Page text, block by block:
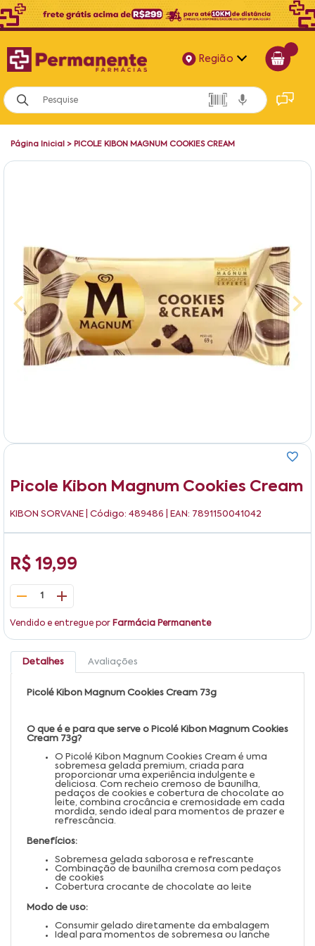
Região
Alagoas
Bahia
Página Inicial > PICOLE KIBON MAGNUM COOKIES CREAM
Picole Kibon Magnum Cookies Cream
KIBON SORVANE | Código: 489486 | EAN: 7891150041042
R$ 19,99
1
Vendido e entregue por Farmácia Permanente
Detalhes Avaliações
Picolé Kibon Magnum Cookies Cream 73g
O que é e para que serve o Picolé Kibon Magnum Cookies
Cream 73g?
O Picolé Kibon Magnum Cookies Cream é uma
sobremesa gelada premium, criada para
proporcionar uma experiência indulgente e
deliciosa. Com recheio cremoso de baunilha,
pedaços de cookies e cobertura de chocolate ao
leite, combina crocância e cremosidade em cada
mordida, sendo ideal para momentos de prazer e
refrescância.
Benefícios:
Sobremesa gelada saborosa e refrescante
Combinação de baunilha cremosa com pedaços
de cookies
Cobertura crocante de chocolate ao leite
Modo de uso:
Consumir gelado diretamente da embalagem
Ideal para momentos de sobremesa ou lanche